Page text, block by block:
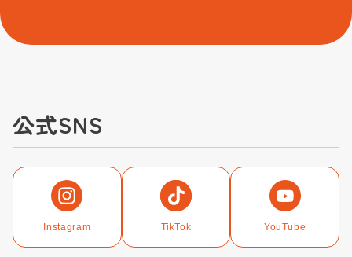
公式SNS
Instagram TikTok YouTube